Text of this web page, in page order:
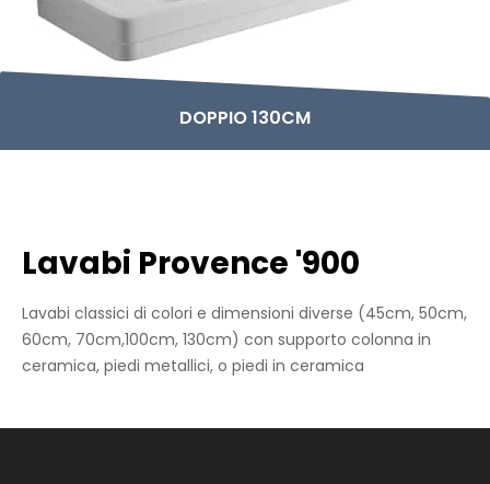
DOPPIO 130CM
Lavabi Provence '900
Lavabi classici di colori e dimensioni diverse (45cm, 50cm,
60cm, 70cm,100cm, 130cm) con supporto colonna in
ceramica, piedi metallici, o piedi in ceramica